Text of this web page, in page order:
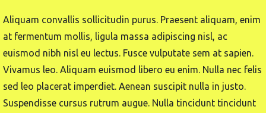
Aliquam convallis sollicitudin purus. Praesent aliquam, enim
at fermentum mollis, ligula massa adipiscing nisl, ac
euismod nibh nisl eu lectus. Fusce vulputate sem at sapien.
Vivamus leo. Aliquam euismod libero eu enim. Nulla nec felis
sed leo placerat imperdiet. Aenean suscipit nulla in justo.
Suspendisse cursus rutrum augue. Nulla tincidunt tincidunt